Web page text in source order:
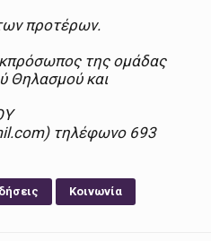
προτέρων.
της ομάδας
Θηλασμού και
τηλέφωνο 693
Κοινωνία